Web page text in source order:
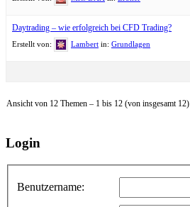
Daytrading – wie erfolgreich bei CFD Trading?
Erstellt von: Lambert in: Grundlagen
Ansicht von 12 Themen – 1 bis 12 (von insgesamt 12)
Login
Benutzername: